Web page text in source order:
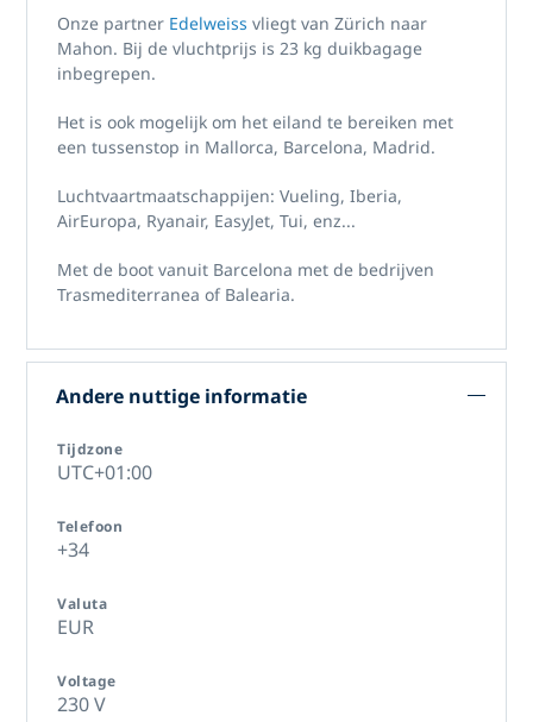
Onze partner Edelweiss vliegt van Zürich naar
Mahon. Bij de vluchtprijs is 23 kg duikbagage
inbegrepen.
Het is ook mogelijk om het eiland te bereiken met
een tussenstop in Mallorca, Barcelona, ​​Madrid.
Luchtvaartmaatschappijen: Vueling, Iberia,
AirEuropa, Ryanair, EasyJet, Tui, enz...
Met de boot vanuit Barcelona met de bedrijven
Trasmediterranea of ​​Balearia.
Andere nuttige informatie
Tijdzone
UTC+01:00
Telefoon
+34
Valuta
EUR
Voltage
230 V